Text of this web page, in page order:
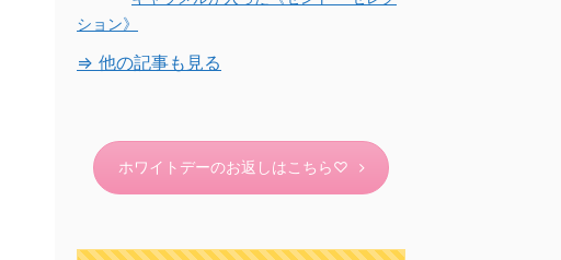
ション》
⇒ 他の記事も見る
ホワイトデーのお返しはこちら♡